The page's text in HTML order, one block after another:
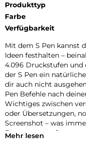
Produkttyp
Farbe
Verfügbarkeit
Mit dem S Pen kannst
Ideen festhalten –
4.096 Druckstufen
der S Pen ein
dir auch nicht
Pen Befehle nach
Wichtiges zwischen
oder Übersetzungen,
Screenshot – was
Bewegung entfernt.
Mehr lesen